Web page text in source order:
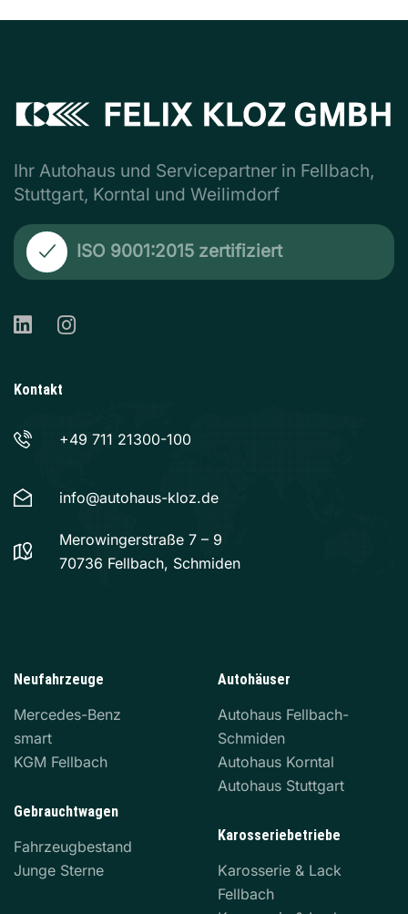
Ihr Autohaus und Servicepartner in Fellbach,
Stuttgart, Korntal und Weilimdorf
ISO 9001:2015 zertifiziert
Kontakt
+49 711 21300-100
info@autohaus-kloz.de
Merowingerstraße 7 – 9
70736 Fellbach, Schmiden
Neufahrzeuge
Mercedes-Benz
smart
KGM Fellbach
Gebrauchtwagen
Fahrzeugbestand
Junge Sterne
Autohäuser
Autohaus Fellbach-
Schmiden
Autohaus Korntal
Autohaus Stuttgart
Karosseriebetriebe
Karosserie & Lack
Fellbach